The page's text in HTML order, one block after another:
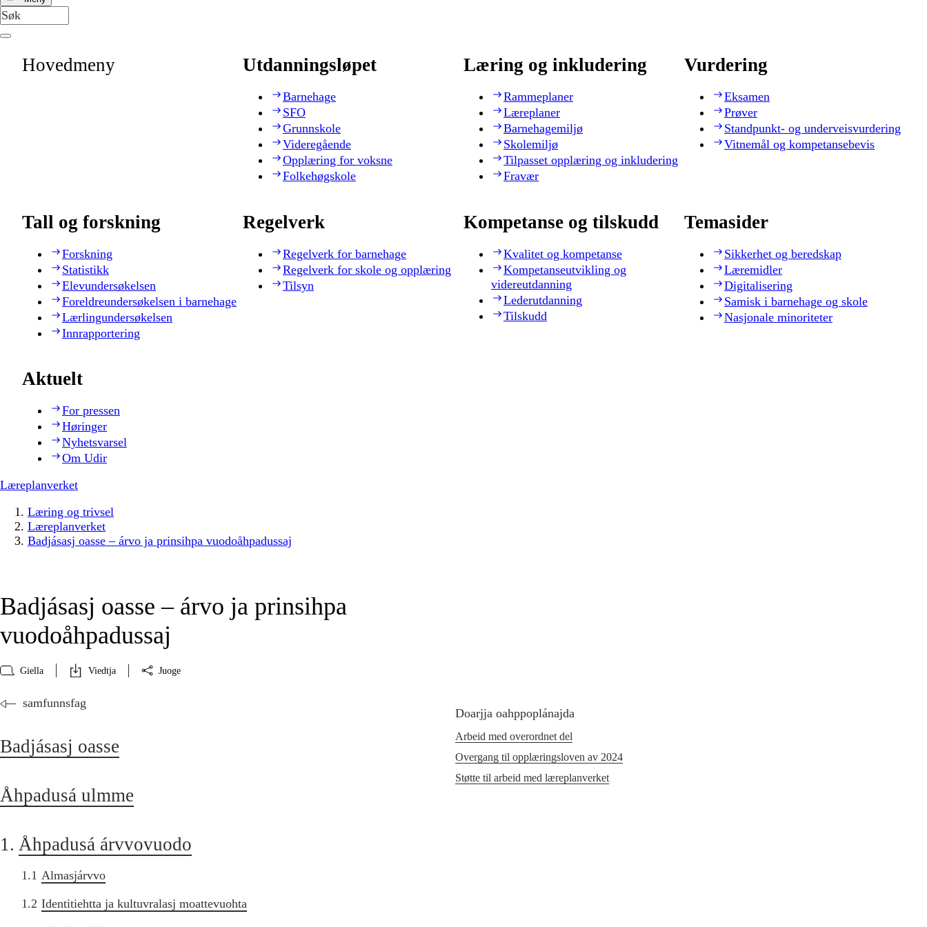
Hovedmeny Utdanningsløpet
Barnehage
SFO
Grunnskole
Videregående
Opplæring for voksne
Folkehøgskole
Læring og inkludering
Rammeplaner
Læreplaner
Barnehagemiljø
Skolemiljø
Tilpasset opplæring og inkludering
Fravær
Vurdering
Eksamen
Prøver
Standpunkt- og underveisvurdering
Vitnemål og kompetansebevis
Tall og forskning
Forskning
Statistikk
Elevundersøkelsen
Foreldreundersøkelsen i barnehage
Lærlingundersøkelsen
Innrapportering
Regelverk
Regelverk for barnehage
Regelverk for skole og opplæring
Tilsyn
Kompetanse og tilskudd
Kvalitet og kompetanse
Kompetanseutvikling og
videreutdanning
Lederutdanning
Tilskudd
Temasider
Sikkerhet og beredskap
Læremidler
Digitalisering
Samisk i barnehage og skole
Nasjonale minoriteter
Aktuelt
For pressen
Høringer
Nyhetsvarsel
Om Udir
Læreplanverket
Læring og trivsel
Læreplanverket
Badjásasj oasse – árvo ja prinsihpa vuodoåhpadussaj
Badjásasj oasse – árvo ja prinsihpa
vuodoåhpadussaj
Giella Viedtja Juoge
samfunnsfag
Badjásasj oasse
Åhpadusá ulmme
1. Åhpadusá árvvovuodo
1.1 Almasjárvvo
1.2 Identitiehtta ja kultuvralasj moattevuohta
Doarjja oahppoplánajda
Arbeid med overordnet del
Overgang til opplæringsloven av 2024
Støtte til arbeid med læreplanverket